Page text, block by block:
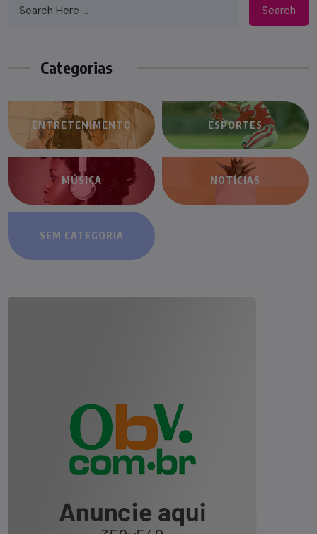
Search
Categorias
ENTRETENIMENTO ESPORTES
MÚSICA NOTÍCIAS
SEM CATEGORIA